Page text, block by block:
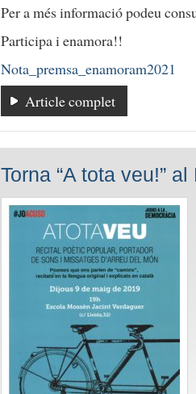
Per a més informació podeu
Participa i enamora!!
Nota_premsa_enamoram2021
Article complet
Torna “A tota veu!”